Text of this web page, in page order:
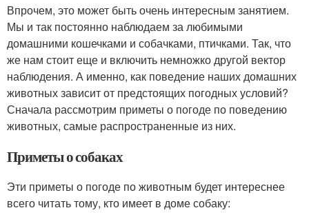
Впрочем, это может быть очень интересным занятием.
Мы и так постоянно наблюдаем за любимыми
домашними кошечками и собачками, птичками. Так, что
же нам стоит еще и включить немножко другой вектор
наблюдения. А именно, как поведение наших домашних
животных зависит от предстоящих погодных условий?
Сначала рассмотрим приметы о погоде по поведению
животных, самые распространенные из них.
Приметы о собаках
Эти приметы о погоде по животным будет интереснее
всего читать тому, кто имеет в доме собаку: